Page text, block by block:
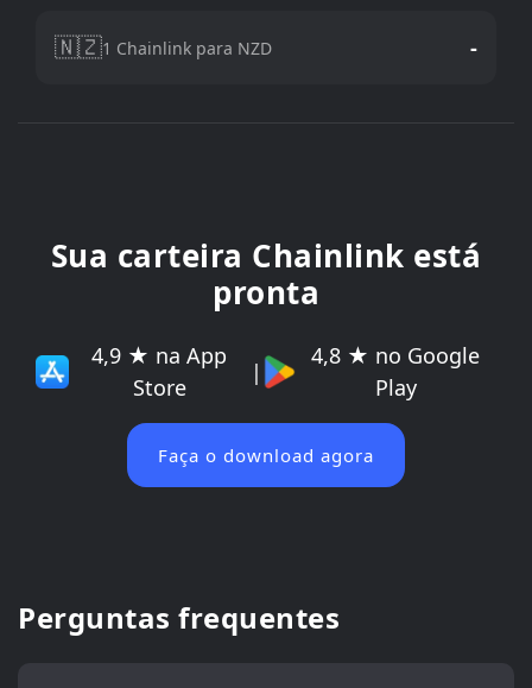
🇳🇿1 Chainlink para NZD -
Sua carteira Chainlink está
pronta
4,9 ★ na App
Store
|
4,8 ★ no Google
Play
Faça o download agora
Perguntas frequentes